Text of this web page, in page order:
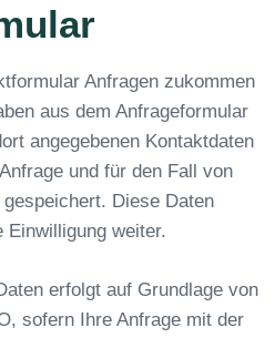
Anfragen zukommen
aus dem Anfrageformular
angegebenen Kontaktdaten
und für den Fall von
Diese Daten
Einwilligung weiter.
erfolgt auf Grundlage von
sofern Ihre Anfrage mit der